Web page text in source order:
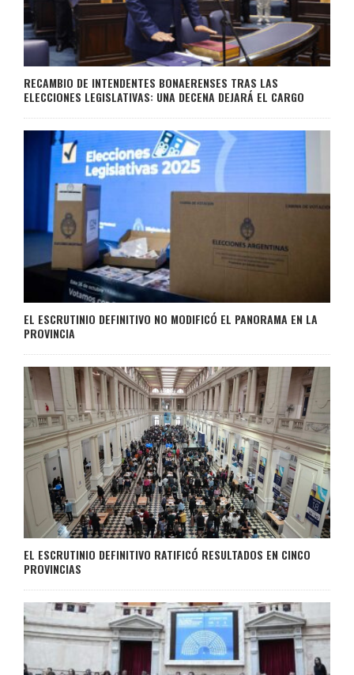
RECAMBIO DE INTENDENTES BONAERENSES TRAS LAS
ELECCIONES LEGISLATIVAS: UNA DECENA DEJARÁ EL CARGO
EL ESCRUTINIO DEFINITIVO NO MODIFICÓ EL PANORAMA EN LA
PROVINCIA
EL ESCRUTINIO DEFINITIVO RATIFICÓ RESULTADOS EN CINCO
PROVINCIAS